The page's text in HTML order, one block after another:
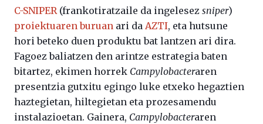
C-SNIPER(frankotiratzaile da ingelesez sniper)
proiektuaren buruan ari da AZTI, eta hutsune
hori beteko duen produktu bat lantzen ari dira.
Fagoez baliatzen den arintze estrategia baten
bitartez, ekimen horrek Campylobacteraren
presentzia gutxitu egingo luke etxeko hegaztien
haztegietan, hiltegietan eta prozesamendu
instalazioetan. Gainera, Campylobacteraren